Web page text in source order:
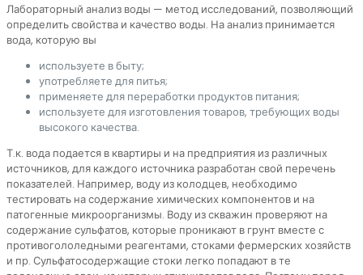
Лабораторный анализ воды — метод исследований, позволяющий
определить свойства и качество воды. На анализ принимается
вода, которую вы
используете в быту;
употребляете для питья;
применяете для переработки продуктов питания;
используете для изготовления товаров, требующих воды
высокого качества.
Т.к. вода подается в квартиры и на предприятия из различных
источников, для каждого источника разработан свой перечень
показателей. Например, воду из колодцев, необходимо
тестировать на содержание химических компонентов и на
патогенные микроорганизмы. Воду из скважин проверяют на
содержание сульфатов, которые проникают в грунт вместе с
противогололедными реагентами, стоками фермерских хозяйств
и пр. Сульфатосодержащие стоки легко попадают в те